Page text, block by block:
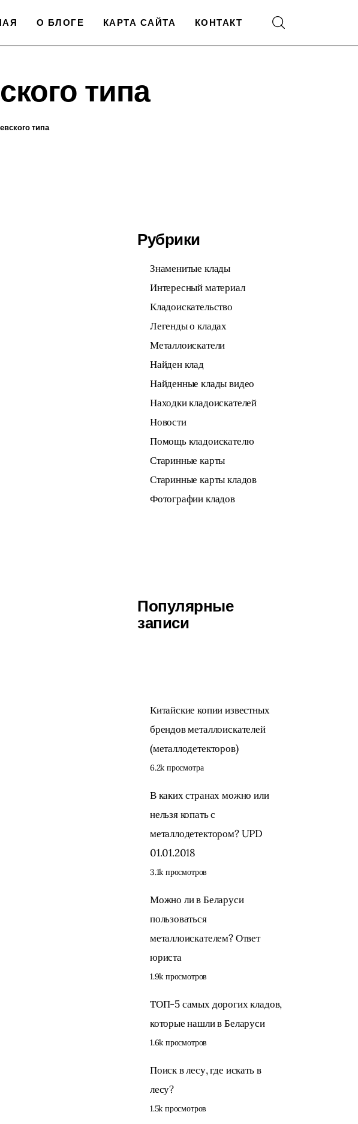
О БЛОГЕ КАРТА САЙТА КОНТАКТ
типа
типа
Рубрики
Знаменитые клады
Интересный материал
Кладоискательство
Легенды о кладах
Металлоискатели
Найден клад
Найденные клады видео
Находки кладоискателей
Новости
Помощь кладоискателю
Старинные карты
Старинные карты кладов
Фотографии кладов
Популярные
записи
Китайские копии известных
брендов металлоискателей
(металлодетекторов)
6.2k просмотра
В каких странах можно или
нельзя копать с
металлодетектором? UPD
01.01.2018
3.1k просмотров
Можно ли в Беларуси
пользоваться
металлоискателем? Ответ
юриста
1.9k просмотров
ТОП-5 самых дорогих кладов,
которые нашли в Беларуси
1.6k просмотров
Поиск в лесу, где искать в
лесу?
1.5k просмотров